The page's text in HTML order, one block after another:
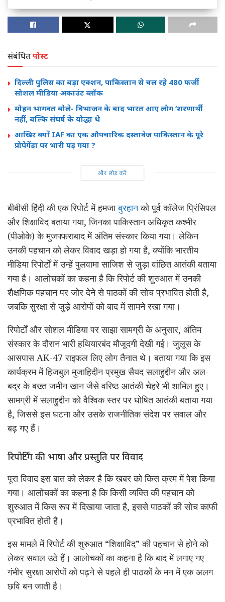
संबंधितपोस्ट
दिल्ली पुलिस का बड़ा एक्शन, पाकिस्तान से चल रहे 480 फर्जी
सोशल मीडिया अकाउंट ब्लॉक
मोहन भागवत बोले- विभाजन के बाद भारत आए लोग ‘शरणार्थी’
नहीं, बल्कि संघर्ष के योद्धा थे
आखिर क्यों IAF का एक औपचारिक दस्तावेज पाकिस्तान के पूरे
प्रोपेगेंडा पर भारी पड़ गया ?
और लोड करें
बीबीसी हिंदी की एक रिपोर्ट में हमजाबुरहानको पूर्व कॉलेज प्रिंसिपल
और शिक्षाविद बताया गया, जिनका पाकिस्तान अधिकृत कश्मीर
(पीओके) के मुजफ्फराबाद में अंतिम संस्कार किया गया। लेकिन
उनकी पहचान को लेकर विवाद खड़ा हो गया है, क्योंकि भारतीय
मीडिया रिपोर्टों में उन्हें पुलवामा साजिश से जुड़ा वांछित आतंकी बताया
गया है। आलोचकों का कहना है कि रिपोर्ट की शुरुआत में उनकी
शैक्षणिक पहचान पर जोर देने से पाठकों की सोच प्रभावित होती है,
जबकि सुरक्षा से जुड़े आरोपों को बाद में सामने रखा गया।
रिपोर्टों और सोशल मीडिया पर साझा सामग्री के अनुसार, अंतिम
संस्कार के दौरान भारी हथियारबंद मौजूदगी देखी गई। जुलूस के
आसपास AK-47 राइफल लिए लोग तैनात थे। बताया गया कि इस
कार्यक्रम में हिजबुल मुजाहिदीन प्रमुख सैयद सलाहुद्दीन और अल-
बद्र के बख्त जमीन खान जैसे वरिष्ठ आतंकी चेहरे भी शामिल हुए।
सामग्री में सलाहुद्दीन को वैश्विक स्तर पर घोषित आतंकी बताया गया
है, जिससे इस घटना और उसके राजनीतिक संदेश पर सवाल और
बढ़ गए हैं।
रिपोर्टिंग की भाषा और प्रस्तुति पर विवाद
पूरा विवाद इस बात को लेकर है कि खबर को किस क्रम में पेश किया
गया। आलोचकों का कहना है कि किसी व्यक्ति की पहचान को
शुरुआत में किस रूप में दिखाया जाता है, इससे पाठकों की सोच काफी
प्रभावित होती है।
इस मामले में रिपोर्ट की शुरुआत “शिक्षाविद” की पहचान से होने को
लेकर सवाल उठे हैं। आलोचकों का कहना है कि बाद में लगाए गए
गंभीर सुरक्षा आरोपों को पढ़ने से पहले ही पाठकों के मन में एक अलग
छवि बन जाती है।